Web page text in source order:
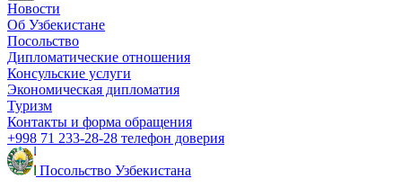
Новости
Об Узбекистане
Посольство
Дипломатические отношения
Консульские услуги
Экономическая дипломатия
Туризм
Контакты и форма обращения
+998 71 233-28-28 телефон доверия
Посольство Узбекистана